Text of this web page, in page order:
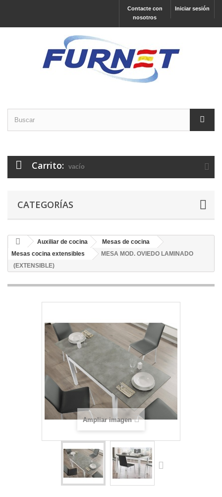
Iniciar sesión
Contacte con
nosotros
Carrito: vacío
CATEGORÍAS
Auxiliar de cocina
Mesas de cocina
Mesas cocina extensibles
MESA MOD. OVIEDO LAMINADO
(EXTENSIBLE)
Ampliar imagen